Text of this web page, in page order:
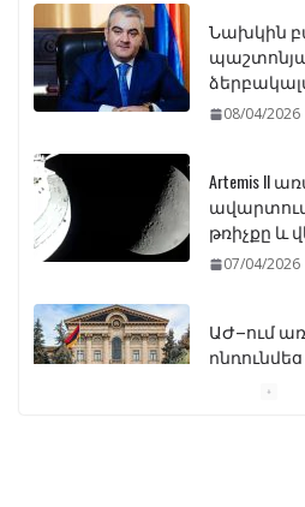
Նախկին
08/04/2026
Artemis II
ավարտում
թռիչքը և
07/04/2026
ԱԺ–ում